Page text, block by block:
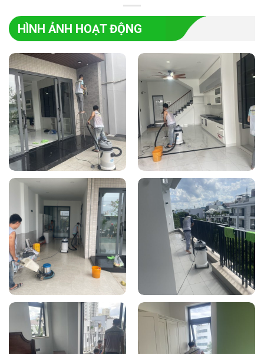
HÌNH ẢNH HOẠT ĐỘNG